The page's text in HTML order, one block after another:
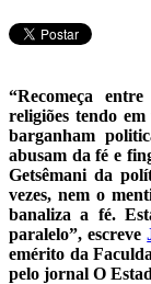
“Recomeça
religiões tendo em
barganham
abusam da fé e
Getsêmani da
vezes, nem o
banaliza a fé.
paralelo”, escreve
emérito da
pelo jornal O